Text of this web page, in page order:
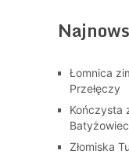
Łomnica
Przełęczy
Kończysta
Złomiska